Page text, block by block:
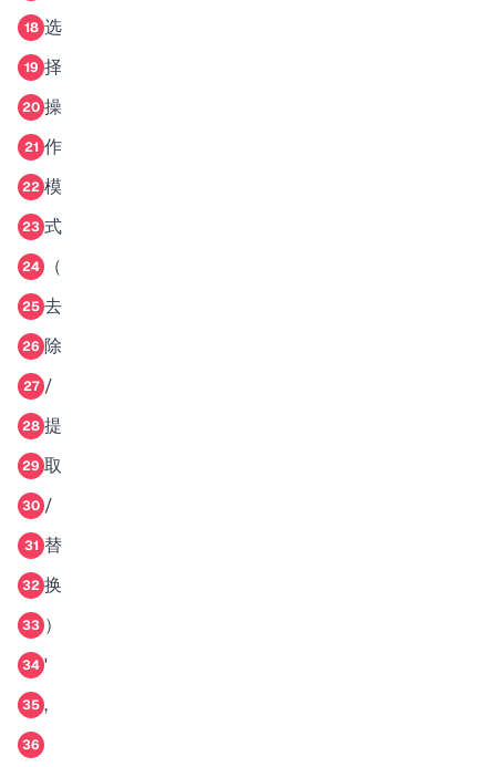
18 选
19 择
20 操
21 作
22 模
23 式
24 （
25 去
26 除
27 /
28 提
29 取
30 /
31 替
32 换
33 ）
34 '
35 ,
36